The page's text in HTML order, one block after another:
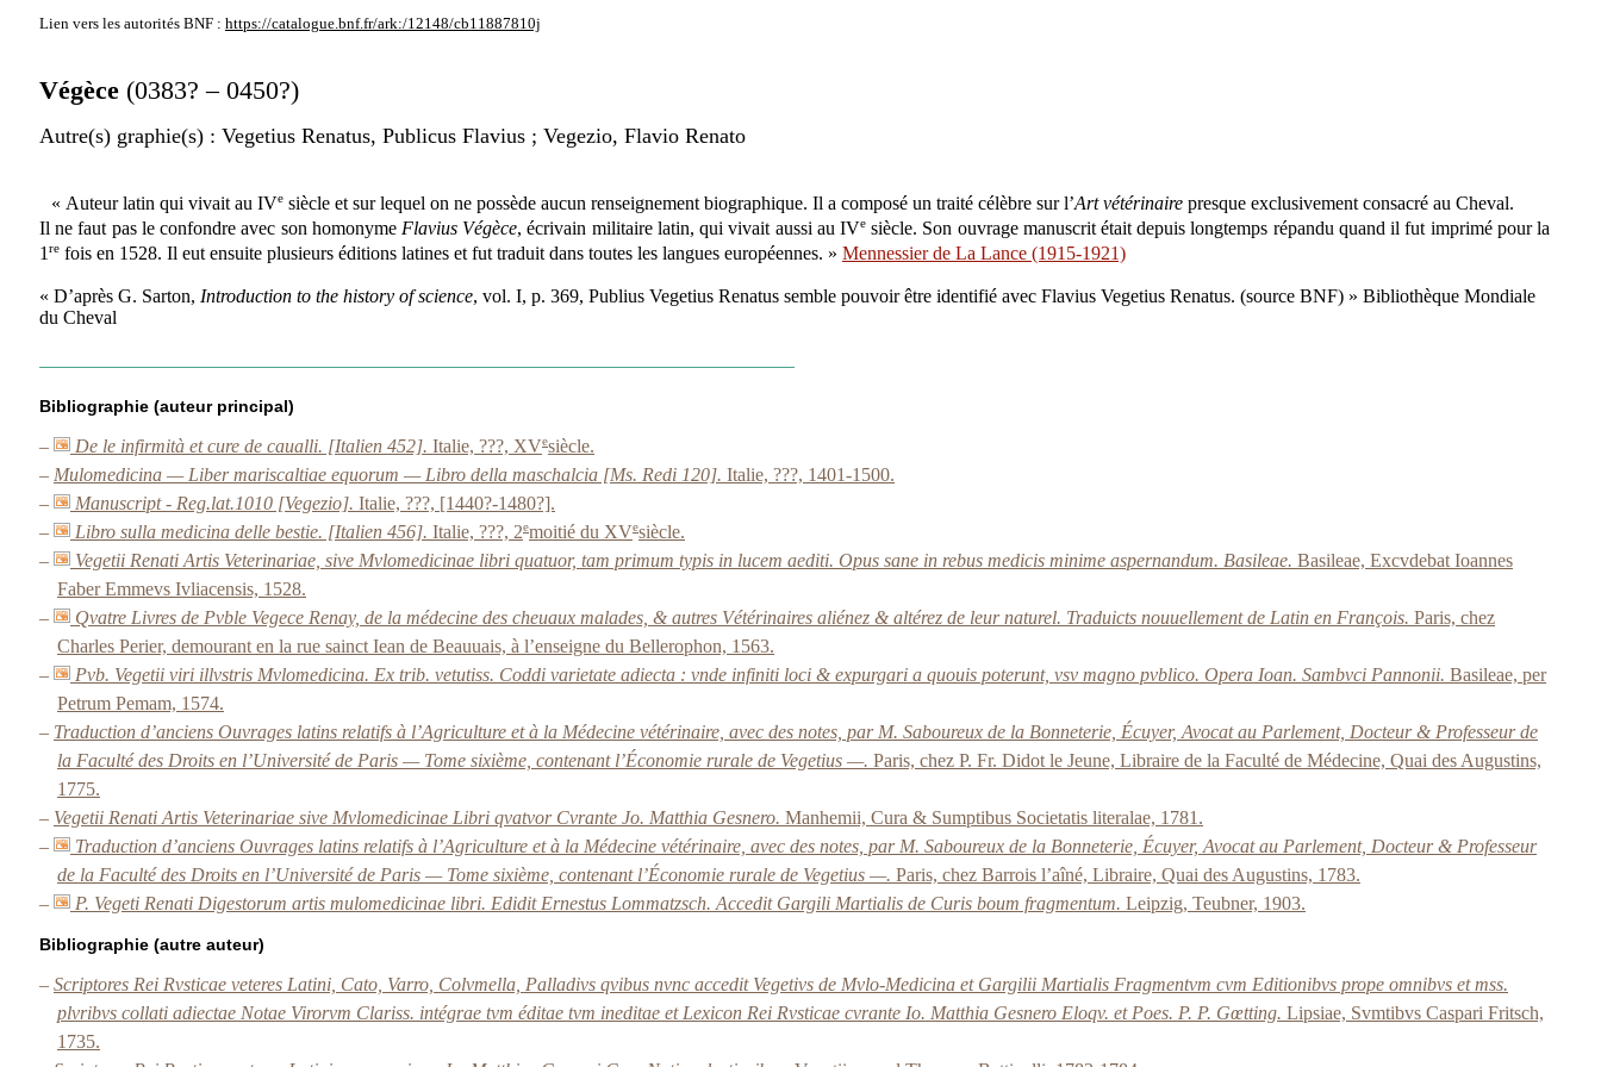
Lien vers les autorités BNF : https://catalogue.bnf.fr/ark:/12148/cb11887810j
Végèce (0383? – 0450?)
Autre(s) graphie(s) : Vegetius Renatus, Publicus Flavius ; Vegezio, Flavio Renato
« Auteur latin qui vivait au IVe siècle et sur lequel on ne possède aucun renseignement biographique. Il a composé un traité célèbre sur l’Art vétérinaire presque exclusivement consacré au Cheval.
Il ne faut pas le confondre avec son homonyme Flavius Végèce, écrivain militaire latin, qui vivait aussi au IVesiècle. Son ouvrage manuscrit était depuis longtemps répandu quand il fut imprimé pour la
1re fois en 1528. Il eut ensuite plusieurs éditions latines et fut traduit dans toutes les langues européennes. » Mennessier de La Lance (1915-1921)
« D’après G. Sarton, Introduction to the history of science, vol. I, p. 369, Publius Vegetius Renatus semble pouvoir être identifié avec Flavius Vegetius Renatus. (source BNF) » Bibliothèque Mondiale
du Cheval
Bibliographie (auteur principal)
– De le infirmità et cure de caualli. [Italien 452]. Italie, ???, XVesiècle.
– Mulomedicina — Liber mariscaltiae equorum — Libro della maschalcia [Ms. Redi 120]. Italie, ???, 1401-1500.
–
Manuscript - Reg.lat.1010 [Vegezio]. Italie, ???, [1440?-1480?].
–
Libro sulla medicina delle bestie. [Italien 456]. Italie, ???, 2emoitié du XVesiècle.
–
Vegetii Renati Artis Veterinariae, sive Mvlomedicinae libri quatuor, tam primum typis in lucem aediti. Opus sane in rebus medicis minime aspernandum. Basileae. Basileae, Excvdebat Ioannes
Faber Emmevs Ivliacensis, 1528.
–
Qvatre Livres de Pvble Vegece Renay, de la médecine des cheuaux malades, & autres Vétérinaires aliénez & altérez de leur naturel. Traduicts nouuellement de Latin en François. Paris, chez
Charles Perier, demourant en la rue sainct Iean de Beauuais, à l’enseigne du Bellerophon, 1563.
–
Pvb. Vegetii viri illvstris Mvlomedicina. Ex trib. vetutiss. Coddi varietate adiecta : vnde infiniti loci & expurgari a quouis poterunt, vsv magno pvblico. Opera Ioan. Sambvci Pannonii. Basileae, per
Petrum Pemam, 1574.
– Traduction d’anciens Ouvrages latins relatifs à l’Agriculture et à la Médecine vétérinaire, avec des notes, par M. Saboureux de la Bonneterie, Écuyer, Avocat au Parlement, Docteur & Professeur de
la Faculté des Droits en l’Université de Paris — Tome sixième, contenant l’Économie rurale de Vegetius —. Paris, chez P. Fr. Didot le Jeune, Libraire de la Faculté de Médecine, Quai des Augustins,
1775.
– Vegetii Renati Artis Veterinariae sive Mvlomedicinae Libri qvatvor Cvrante Jo. Matthia Gesnero. Manhemii, Cura & Sumptibus Societatis literalae, 1781.
–
Traduction d’anciens Ouvrages latins relatifs à l’Agriculture et à la Médecine vétérinaire, avec des notes, par M. Saboureux de la Bonneterie, Écuyer, Avocat au Parlement, Docteur & Professeur
de la Faculté des Droits en l’Université de Paris — Tome sixième, contenant l’Économie rurale de Vegetius —. Paris, chez Barrois l’aîné, Libraire, Quai des Augustins, 1783.
–
P. Vegeti Renati Digestorum artis mulomedicinae libri. Edidit Ernestus Lommatzsch. Accedit Gargili Martialis de Curis boum fragmentum. Leipzig, Teubner, 1903.
Bibliographie (autre auteur)
– Scriptores Rei Rvsticae veteres Latini, Cato, Varro, Colvmella, Palladivs qvibus nvnc accedit Vegetivs de Mvlo-Medicina et Gargilii Martialis Fragmentvm cvm Editionibvs prope omnibvs et mss.
plvribvs collati adiectae Notae Virorvm Clariss. intégrae tvm éditae tvm ineditae et Lexicon Rei Rvsticae cvrante Io. Matthia Gesnero Eloqv. et Poes. P. P. Gœtting. Lipsiae, Svmtibvs Caspari Fritsch,
1735.